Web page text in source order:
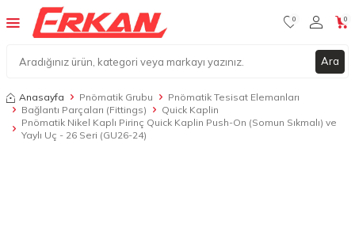
Ara
0 0
Anasayfa Pnömatik Grubu
Pnömatik Tesisat Elemanları
Bağlantı Parçaları (Fittings)
Quick Kaplin
Pnömatik Nikel Kaplı Pirinç Quick Kaplin Push-On (Somun Sıkmalı) ve
Yaylı Uç - 26 Seri (GU26-24)